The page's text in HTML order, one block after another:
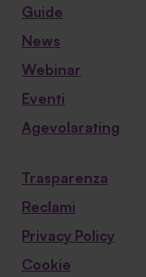
Guide
News
Webinar
Eventi
Agevolarating
Trasparenza
Reclami
Privacy Policy
Cookie